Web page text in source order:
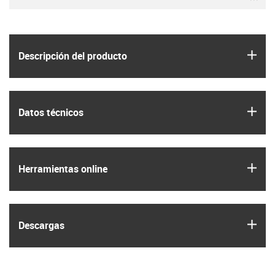
Descripción del producto
Datos técnicos
Herramientas online
Descargas